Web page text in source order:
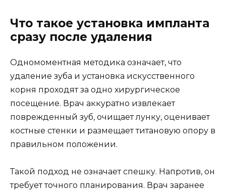
Что такое установка импланта
сразу после удаления
Одномоментная методика означает, что
удаление зуба и установка искусственного
корня проходят за одно хирургическое
посещение. Врач аккуратно извлекает
поврежденный зуб, очищает лунку, оценивает
костные стенки и размещает титановую опору в
правильном положении.
Такой подход не означает спешку. Напротив, он
требует точного планирования. Врач заранее